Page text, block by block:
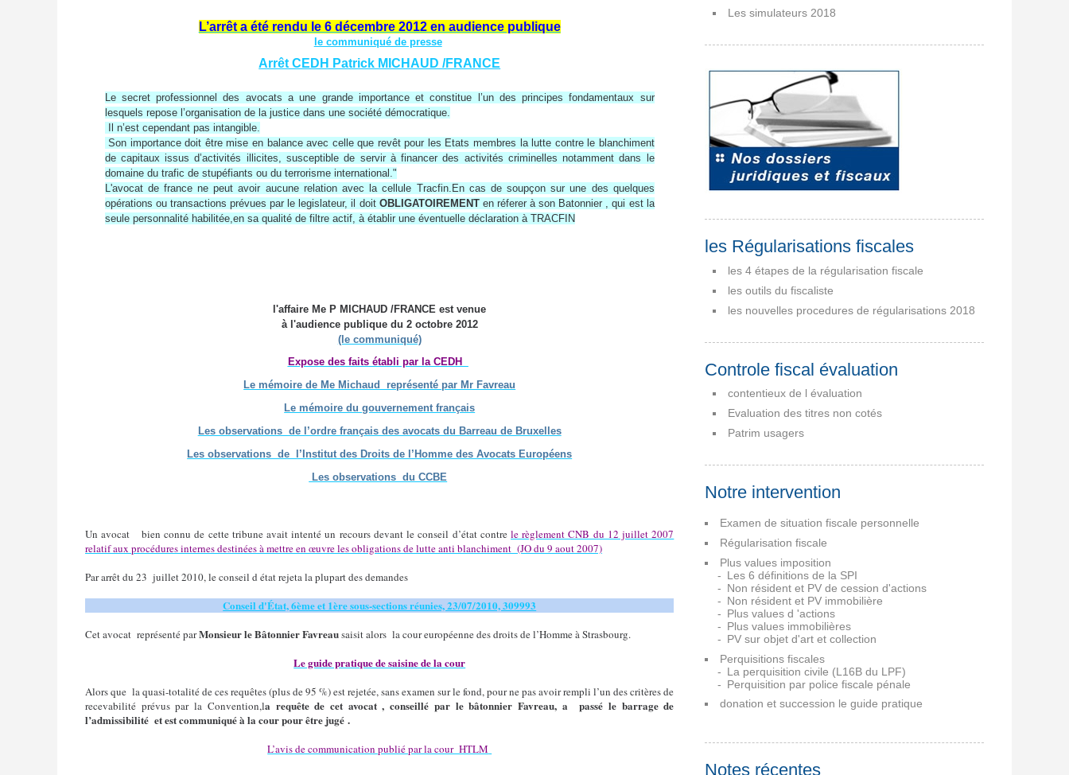
L’arrêt a été rendu le 6 décembre 2012 en audience publique
le communiqué de presse
Arrêt CEDH Patrick MICHAUD /FRANCE
Le secret professionnel des avocats a une grande importance et constitue l’un des principes fondamentaux sur
lesquels repose l’organisation de la justice dans une société démocratique.
Il n’est cependant pas intangible.
Son importance doit être mise en balance avec celle que revêt pour les Etats membres la lutte contre le blanchiment
de capitaux issus d’activités illicites, susceptible de servir à financer des activités criminelles notamment dans le
domaine du trafic de stupéfiants ou du terrorisme international."
L'avocat de france ne peut avoir aucune relation avec la cellule Tracfin.En cas de soupçon sur une des quelques
opérations ou transactions prévues par le legislateur, il doit OBLIGATOIREMENTen réferer à son Batonnier , qui est la
seule personnalité habilitée,en sa qualité de filtre actif, à établir une éventuelle déclaration à TRACFIN
l'affaire Me P MICHAUD /FRANCE est venue
à l'audience publique du 2 octobre 2012
(le communiqué)
Expose des faitsétabli par la CEDH
Le mémoire de Me Michaud représenté par Mr Favreau
Le mémoire du gouvernement français
Les observations de l’ordre français des avocats du Barreau de Bruxelles
Les observations de l’Institut des Droits de l’Homme des Avocats Européens
Les observations du CCBE
Un avocat bien connu de cette tribune avait intenté un recours devant le conseil d’état contrele règlement CNB du 12 juillet 2007
relatif aux procédures internes destinées à mettre en œuvre les obligations de lutte anti blanchiment (JO du 9 aout 2007)
Par arrêt du 23 juillet 2010, le conseil d état rejeta la plupart des demandes
Conseil d'État, 6ème et 1ère sous-sections réunies, 23/07/2010, 309993
Cet avocat représenté parMonsieur le Bâtonnier Favreausaisit alors la cour européenne des droits de l’Homme à Strasbourg.
Le guide pratique de saisine de la cour
Alors que la quasi-totalité de ces requêtes (plus de 95 %) est rejetée, sans examen sur le fond, pour ne pas avoir rempli l’un des critères de
recevabilité prévus par la Convention,la requête de cet avocat , conseillé par le bâtonnier Favreau, a passé le barrage de
l’admissibilité et est communiqué à la cour pour être jugé .
L’avis de communication publié par la cour HTLM
Les simulateurs 2018
les Régularisations fiscales
les 4 étapes de la régularisation fiscale
les outils du fiscaliste
les nouvelles procedures de régularisations 2018
Controle fiscal évaluation
contentieux de l évaluation
Evaluation des titres non cotés
Patrim usagers
Notre intervention
Examen de situation fiscale personnelle
Régularisation fiscale
Plus values imposition
Les 6 définitions de la SPI
Non résident et PV de cession d'actions
Non résident et PV immobilière
Plus values d 'actions
Plus values immobilières
PV sur objet d'art et collection
Perquisitions fiscales
La perquisition civile (L16B du LPF)
Perquisition par police fiscale pénale
donation et succession le guide pratique
Notes récentes